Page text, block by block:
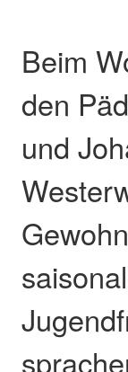
Beim
den
und